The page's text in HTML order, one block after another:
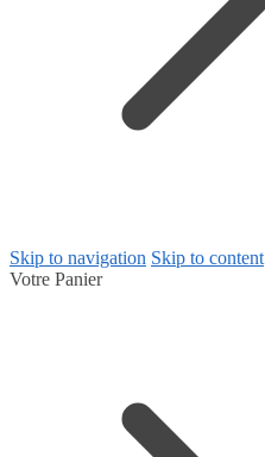
Skip to navigation Skip to content
Votre Panier